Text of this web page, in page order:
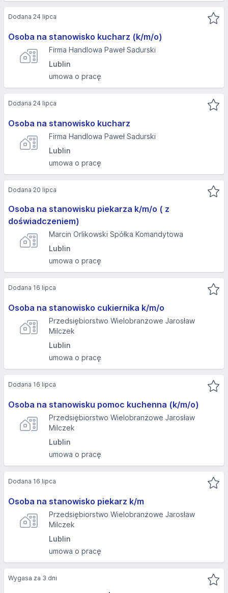
Osoba na stanowisko kucharz (k/m/o)
Firma Handlowa Paweł Sadurski
Lublin
umowa o pracę
Dodana 24 lipca
Osoba na stanowisko kucharz
Firma Handlowa Paweł Sadurski
Lublin
umowa o pracę
Dodana 24 lipca
Osoba na stanowisku piekarza k/m/o ( z
doświadczeniem)
Marcin Orlikowski Spółka Komandytowa
Lublin
umowa o pracę
Dodana 20 lipca
Osoba na stanowisko cukiernika k/m/o
Przedsiębiorstwo Wielobranżowe Jarosław
Milczek
Lublin
umowa o pracę
Dodana 16 lipca
Osoba na stanowisku pomoc kuchenna (k/m/o)
Przedsiębiorstwo Wielobranżowe Jarosław
Milczek
Lublin
umowa o pracę
Dodana 16 lipca
Osoba na stanowisko piekarz k/m
Przedsiębiorstwo Wielobranżowe Jarosław
Milczek
Lublin
umowa o pracę
Dodana 16 lipca
Wygasa za 3 dni